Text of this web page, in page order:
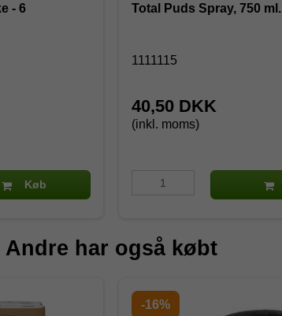
- 6
Køb
Total Puds Spray, 750 ml.
1111115
40,50 DKK
(inkl. moms)
Andre har også købt
-16%